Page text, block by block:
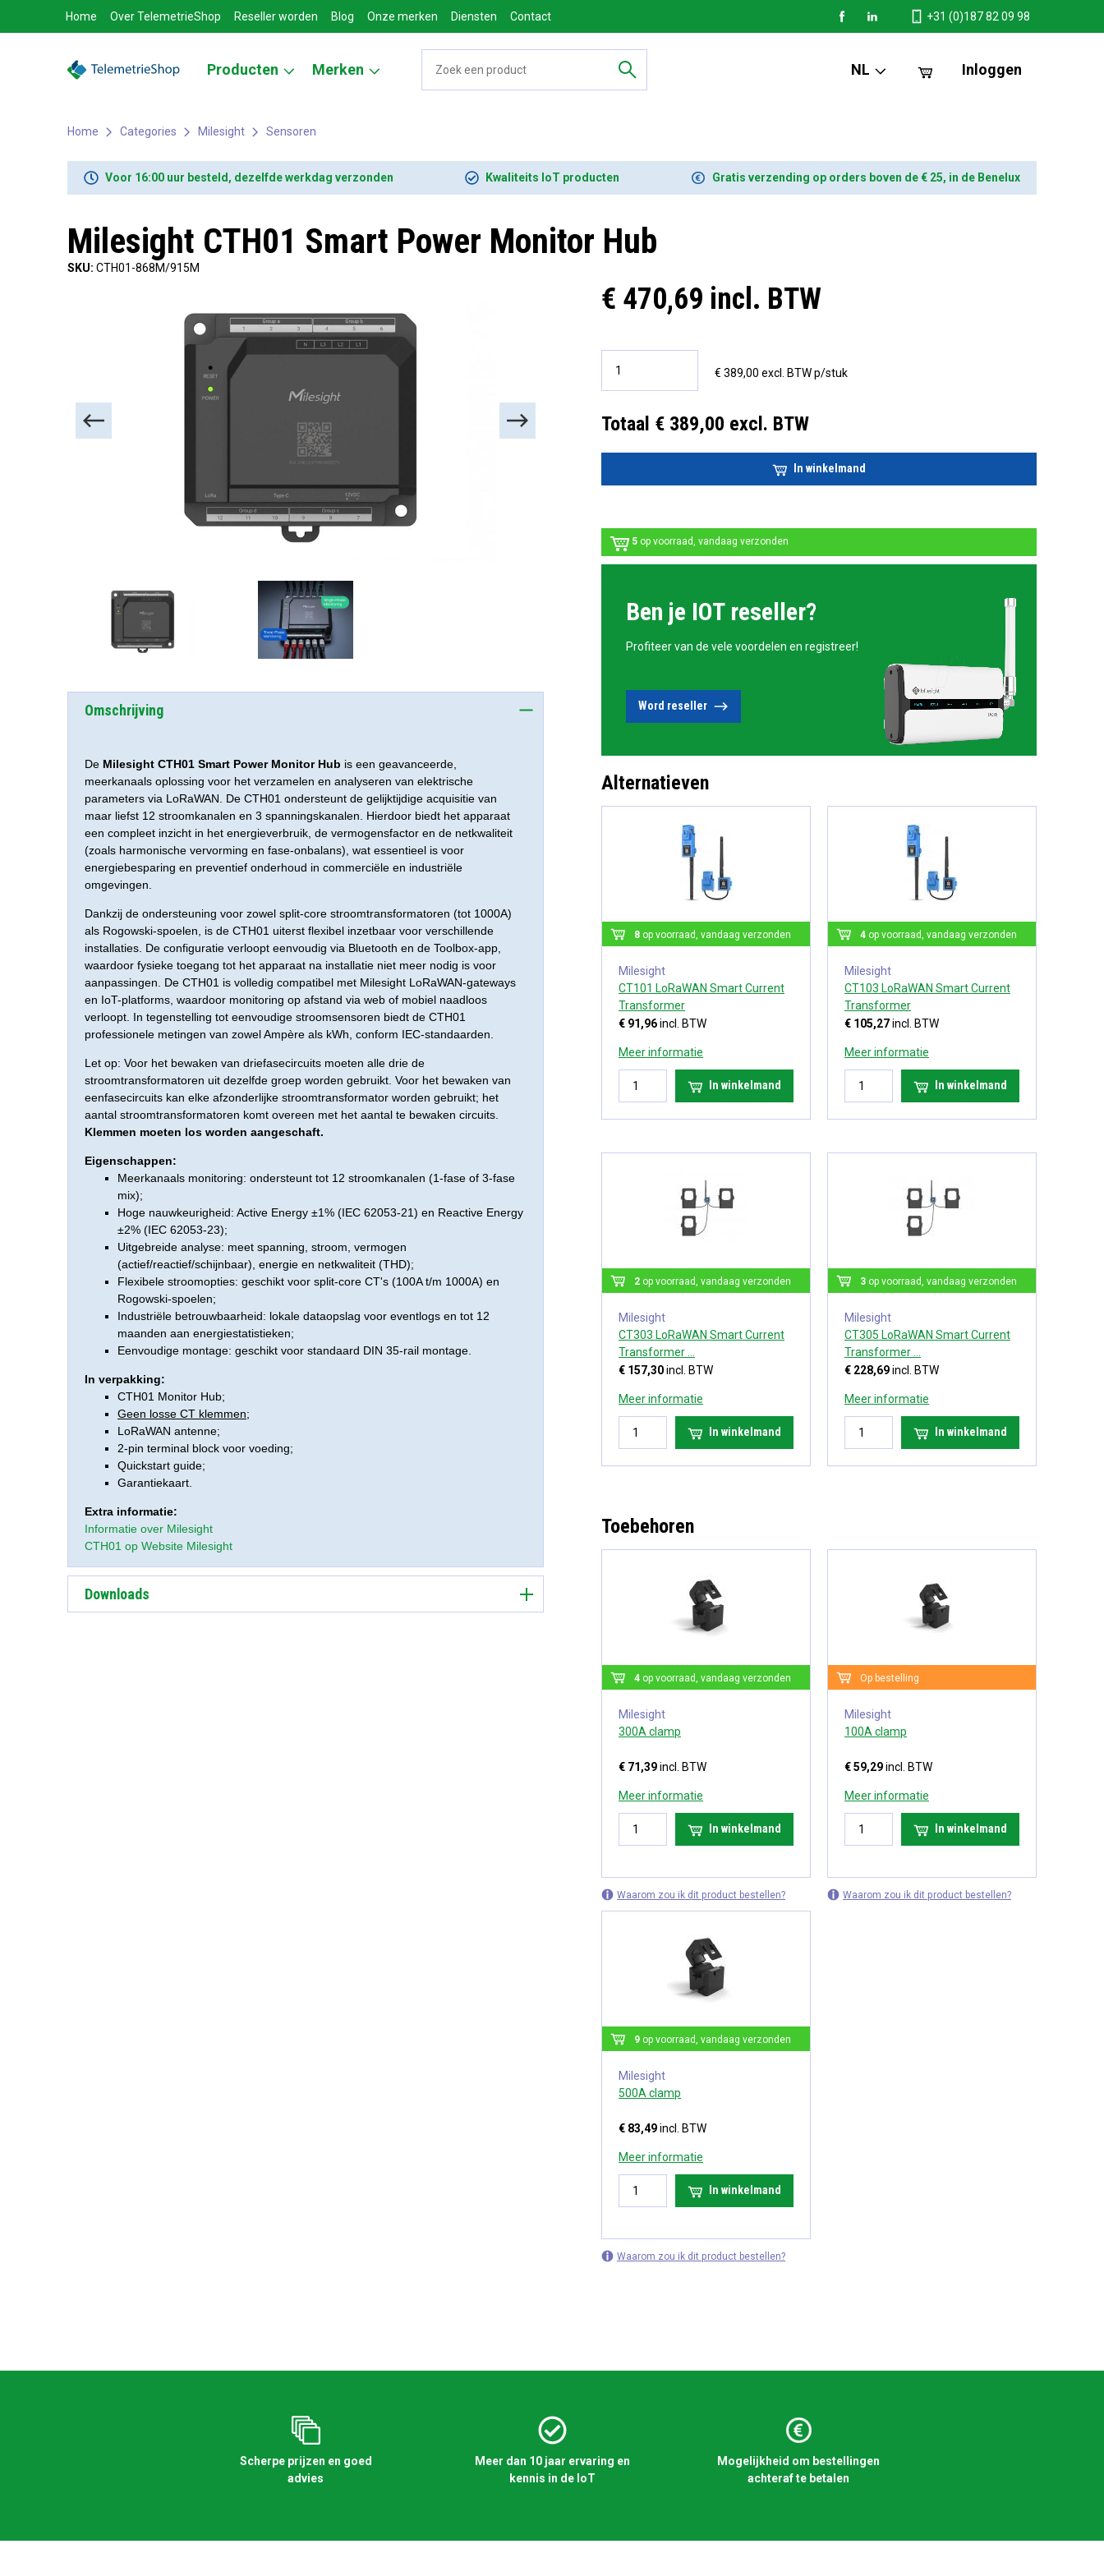
NL Inloggen
Producten Merken
Home Over TelemetrieShop Reseller worden Blog Onze merken Diensten Contact +31 (0)187 82 09 98
Home Categories Milesight Sensoren
Voor 16:00 uur besteld, dezelfde werkdag verzonden Kwaliteits IoT producten Gratis verzending op orders boven de € 25, in de Benelux
Milesight CTH01 Smart Power Monitor Hub
SKU: CTH01-868M/915M
Omschrijving
De Milesight CTH01 Smart Power Monitor Hub is een geavanceerde,
meerkanaals oplossing voor het verzamelen en analyseren van elektrische
parameters via LoRaWAN. De CTH01 ondersteunt de gelijktijdige acquisitie van
maar liefst 12 stroomkanalen en 3 spanningskanalen. Hierdoor biedt het apparaat
een compleet inzicht in het energieverbruik, de vermogensfactor en de netkwaliteit
(zoals harmonische vervorming en fase-onbalans), wat essentieel is voor
energiebesparing en preventief onderhoud in commerciële en industriële
omgevingen.
Dankzij de ondersteuning voor zowel split-core stroomtransformatoren (tot 1000A)
als Rogowski-spoelen, is de CTH01 uiterst flexibel inzetbaar voor verschillende
installaties. De configuratie verloopt eenvoudig via Bluetooth en de Toolbox-app,
waardoor fysieke toegang tot het apparaat na installatie niet meer nodig is voor
aanpassingen. De CTH01 is volledig compatibel met Milesight LoRaWAN-gateways
en IoT-platforms, waardoor monitoring op afstand via web of mobiel naadloos
verloopt. In tegenstelling tot eenvoudige stroomsensoren biedt de CTH01
professionele metingen van zowel Ampère als kWh, conform IEC-standaarden.
Let op: Voor het bewaken van driefasecircuits moeten alle drie de
stroomtransformatoren uit dezelfde groep worden gebruikt. Voor het bewaken van
eenfasecircuits kan elke afzonderlijke stroomtransformator worden gebruikt; het
aantal stroomtransformatoren komt overeen met het aantal te bewaken circuits.
Klemmen moeten los worden aangeschaft.
Eigenschappen:
Meerkanaals monitoring: ondersteunt tot 12 stroomkanalen (1-fase of 3-fase
mix);
Hoge nauwkeurigheid: Active Energy ±1% (IEC 62053-21) en Reactive Energy
±2% (IEC 62053-23);
Uitgebreide analyse: meet spanning, stroom, vermogen
(actief/reactief/schijnbaar), energie en netkwaliteit (THD);
Flexibele stroomopties: geschikt voor split-core CT's (100A t/m 1000A) en
Rogowski-spoelen;
Industriële betrouwbaarheid: lokale dataopslag voor eventlogs en tot 12
maanden aan energiestatistieken;
Eenvoudige montage: geschikt voor standaard DIN 35-rail montage.
In verpakking:
CTH01 Monitor Hub;
Geen losse CT klemmen;
LoRaWAN antenne;
2-pin terminal block voor voeding;
Quickstart guide;
Garantiekaart.
Extra informatie:
Informatie over Milesight
CTH01 op Website Milesight
Downloads
€ 470,69 incl. BTW
€ 389,00 excl. BTW p/stuk
Totaal € 389,00 excl. BTW
In winkelmand
5 op voorraad, vandaag verzonden
Ben je IOT reseller?
Profiteer van de vele voordelen en registreer!
Word reseller
Alternatieven
8 op voorraad, vandaag verzonden
Milesight
CT101 LoRaWAN Smart Current
Transformer
€ 91,96incl. BTW
Meer informatie
In winkelmand
4op voorraad, vandaag verzonden
Milesight
CT103 LoRaWAN Smart Current
Transformer
€ 105,27incl. BTW
Meer informatie
In winkelmand
2 op voorraad, vandaag verzonden
Milesight
CT303 LoRaWAN Smart Current
Transformer ...
€ 157,30incl. BTW
Meer informatie
In winkelmand
3op voorraad, vandaag verzonden
Milesight
CT305 LoRaWAN Smart Current
Transformer ...
€ 228,69incl. BTW
Meer informatie
In winkelmand
Toebehoren
4 op voorraad, vandaag verzonden
Milesight
300A clamp
€ 71,39incl. BTW
Meer informatie
In winkelmand
Waarom zou ik dit product bestellen?
Op bestelling
Milesight
100A clamp
€ 59,29incl. BTW
Meer informatie
In winkelmand
Waarom zou ik dit product bestellen?
9 op voorraad, vandaag verzonden
Milesight
500A clamp
€ 83,49incl. BTW
Meer informatie
In winkelmand
Waarom zou ik dit product bestellen?
Scherpe prijzen en goed
advies
Meer dan 10 jaar ervaring en
kennis in de IoT
Mogelijkheid om bestellingen
achteraf te betalen